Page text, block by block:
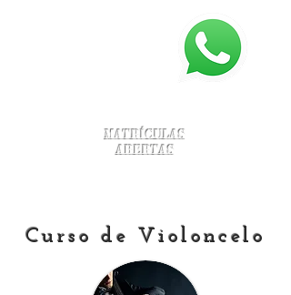
Matrículas
Abertas
Curso de Violoncelo